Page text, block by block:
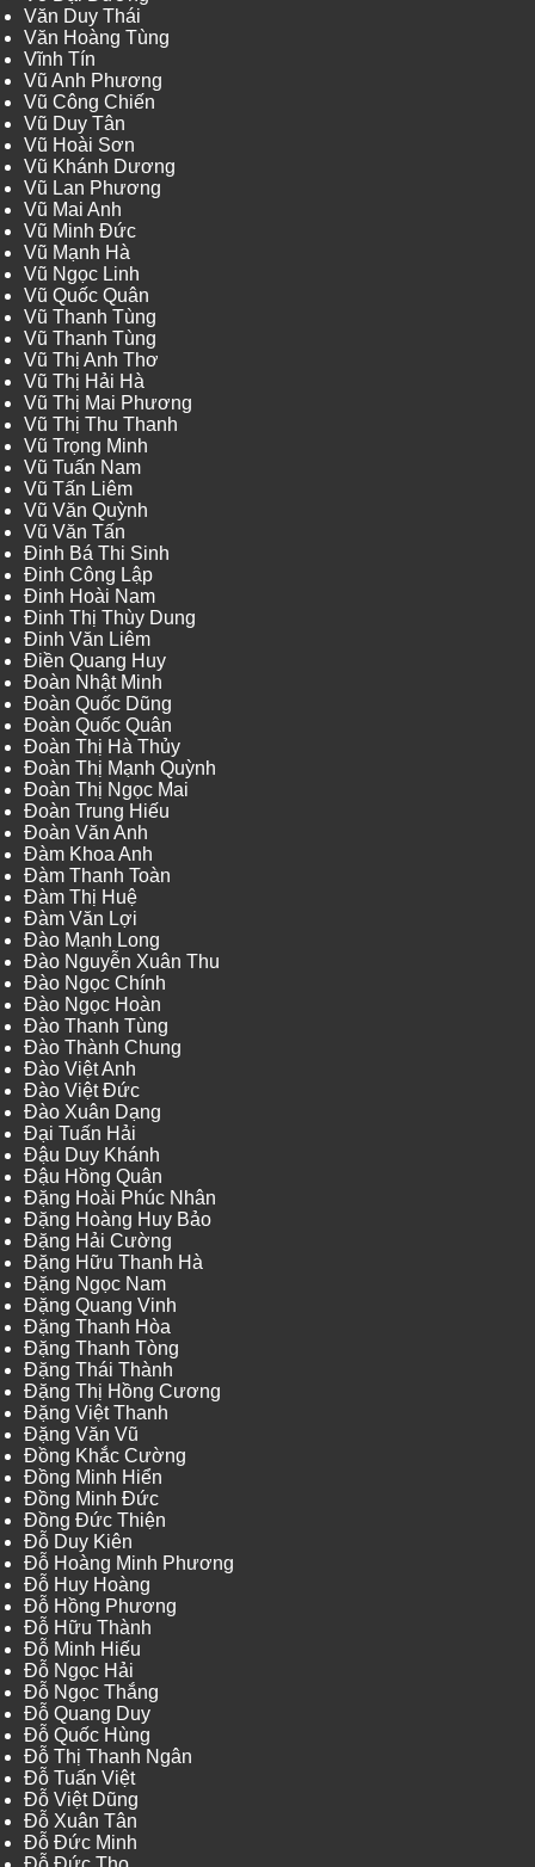
Văn Duy Thái
Văn Hoàng Tùng
Vĩnh Tín
Vũ Anh Phương
Vũ Công Chiến
Vũ Duy Tân
Vũ Hoài Sơn
Vũ Khánh Dương
Vũ Lan Phương
Vũ Mai Anh
Vũ Minh Đức
Vũ Mạnh Hà
Vũ Ngọc Linh
Vũ Quốc Quân
Vũ Thanh Tùng
Vũ Thanh Tùng
Vũ Thị Anh Thơ
Vũ Thị Hải Hà
Vũ Thị Mai Phương
Vũ Thị Thu Thanh
Vũ Trọng Minh
Vũ Tuấn Nam
Vũ Tấn Liêm
Vũ Văn Quỳnh
Vũ Văn Tấn
Đinh Bá Thi Sinh
Đinh Công Lập
Đinh Hoài Nam
Đinh Thị Thùy Dung
Đinh Văn Liêm
Điền Quang Huy
Đoàn Nhật Minh
Đoàn Quốc Dũng
Đoàn Quốc Quân
Đoàn Thị Hà Thủy
Đoàn Thị Mạnh Quỳnh
Đoàn Thị Ngọc Mai
Đoàn Trung Hiếu
Đoàn Văn Anh
Đàm Khoa Anh
Đàm Thanh Toàn
Đàm Thị Huệ
Đàm Văn Lợi
Đào Mạnh Long
Đào Nguyễn Xuân Thu
Đào Ngọc Chính
Đào Ngọc Hoàn
Đào Thanh Tùng
Đào Thành Chung
Đào Việt Anh
Đào Việt Đức
Đào Xuân Dạng
Đại Tuấn Hải
Đậu Duy Khánh
Đậu Hồng Quân
Đặng Hoài Phúc Nhân
Đặng Hoàng Huy Bảo
Đặng Hải Cường
Đặng Hữu Thanh Hà
Đặng Ngọc Nam
Đặng Quang Vinh
Đặng Thanh Hòa
Đặng Thanh Tòng
Đặng Thái Thành
Đặng Thị Hồng Cương
Đặng Việt Thanh
Đặng Văn Vũ
Đồng Khắc Cường
Đồng Minh Hiển
Đồng Minh Đức
Đồng Đức Thiện
Đỗ Duy Kiên
Đỗ Hoàng Minh Phương
Đỗ Huy Hoàng
Đỗ Hồng Phương
Đỗ Hữu Thành
Đỗ Minh Hiếu
Đỗ Ngọc Hải
Đỗ Ngọc Thắng
Đỗ Quang Duy
Đỗ Quốc Hùng
Đỗ Thị Thanh Ngân
Đỗ Tuấn Việt
Đỗ Việt Dũng
Đỗ Xuân Tân
Đỗ Đức Minh